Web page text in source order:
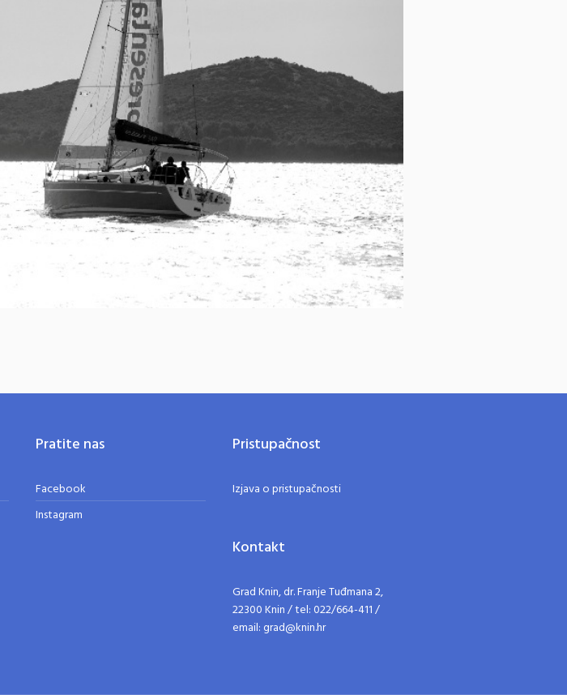
Pratite nas
Facebook
Instagram
Pristupačnost
Izjava o pristupačnosti
Kontakt
Grad Knin, dr. Franje Tuđmana 2,
22300 Knin / tel: 022/664-411 /
email: grad@knin.hr